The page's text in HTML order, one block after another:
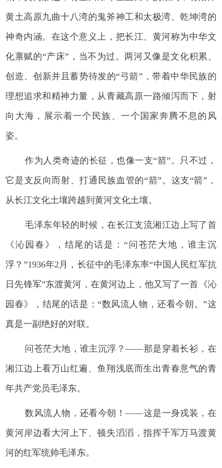
黄土高原九曲十八湾的鬼斧神工和太极湾、乾坤湾的
神奇内涵。在这个意义上，把长江、黄河称为中华文
化禀赋的“产床”，当不为过。两河又像是文化积累、
创造、创新并且蓄势待发的“弓箭”，带着中华民族的
理想追求和精神力量，从青藏高原一路倾泻而下，射
向大海，展示着一个民族、一个国家奔腾不息的风
姿。
作为人类奇迹的长征，也像一支“箭”。只不过，
它是支反向而射、打通民族血管的“箭”。这支“箭”，
从长江文化土壤跨越到黄河文化土壤。
毛泽东年轻的时候，在长江支流湘江边上写了首
《沁园春》，结尾的话是：“问苍茫大地，谁主沉
浮？”1936年2月，长征中的毛泽东率“中国人民红军抗
日先锋军”东渡黄河，在黄河边上，他又写了一首《沁
园春》，结尾的话是：“数风流人物，还看今朝。”这
真是一副绝好的对联。
问苍茫大地，谁主沉浮？——那是穿着长衫，在
湘江边上看万山红遍、鱼翔浅底而生出青春意气的青
年共产党员毛泽东。
数风流人物，还看今朝！——这是一身戎装，在
黄河岸边看大河上下、顿失滔滔，指挥千军万马渡黄
河的红军统帅毛泽东。